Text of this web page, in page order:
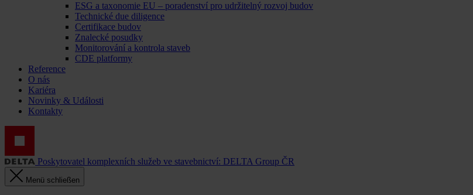
ESG a taxonomie EU – poradenství pro udržitelný rozvoj budov
Technické due diligence
Certifikace budov
Znalecké posudky
Monitorování a kontrola staveb
CDE platformy
Reference
O nás
Kariéra
Novinky & Události
Kontakty
Poskytovatel komplexních služeb ve stavebnictví: DELTA Group ČR
Menü schließen